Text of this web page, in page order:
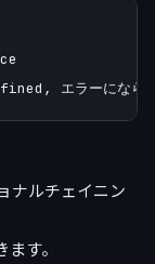
ナルチェイニン
す。